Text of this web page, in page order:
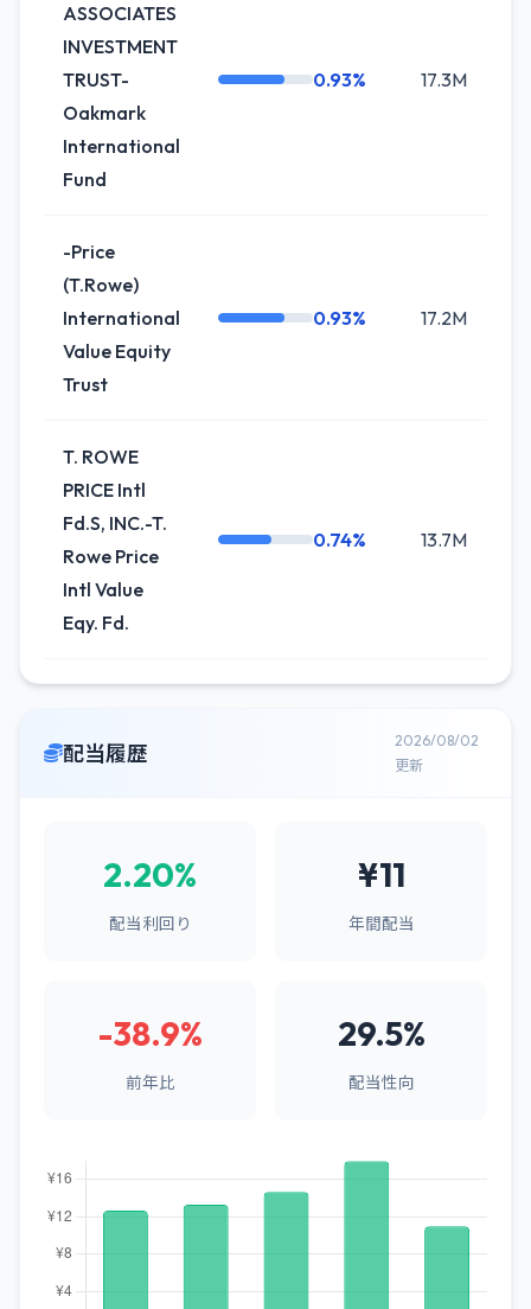
ASSOCIATES
INVESTMENT
TRUST-
Oakmark
International
Fund
0.93% 17.3M
-Price
(T.Rowe)
International
Value Equity
Trust
0.93% 17.2M
T. ROWE
PRICE Intl
Fd.S, INC.-T.
Rowe Price
Intl Value
Eqy. Fd.
0.74% 13.7M
配当履歴
2026/08/02
更新
2.20%
配当利回り
¥11
年間配当
-38.9%
前年比
29.5%
配当性向